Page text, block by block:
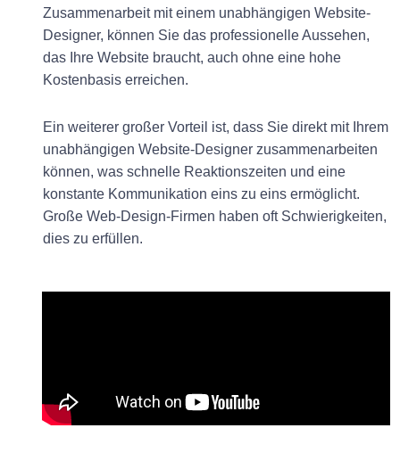
Zusammenarbeit mit einem unabhängigen Website-
Designer, können Sie das professionelleAussehen,
das Ihre Website braucht, auch ohne eine hohe
Kostenbasis erreichen.
Ein weiterer großer Vorteil ist, dass Sie direkt mit Ihrem
unabhängigen Website-Designer zusammenarbeiten
können, was schnelle Reaktionszeiten und eine
konstante Kommunikation eins zu eins ermöglicht.
Große Web-Design-Firmen haben oft Schwierigkeiten,
dies zu erfüllen.